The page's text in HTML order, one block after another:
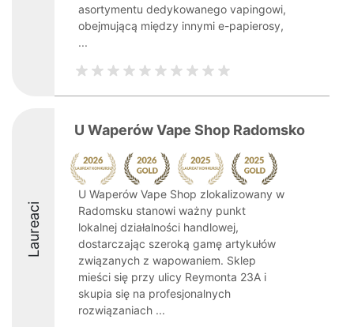
asortymentu dedykowanego vapingowi,
obejmującą między innymi e-papierosy,
...
Laureaci
U Waperów Vape Shop Radomsko
U Waperów Vape Shop zlokalizowany w
Radomsku stanowi ważny punkt
lokalnej działalności handlowej,
dostarczając szeroką gamę artykułów
związanych z wapowaniem. Sklep
mieści się przy ulicy Reymonta 23A i
skupia się na profesjonalnych
rozwiązaniach ...